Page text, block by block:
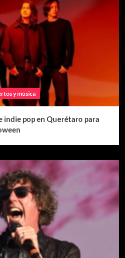
y música
indie pop en Querétaro para